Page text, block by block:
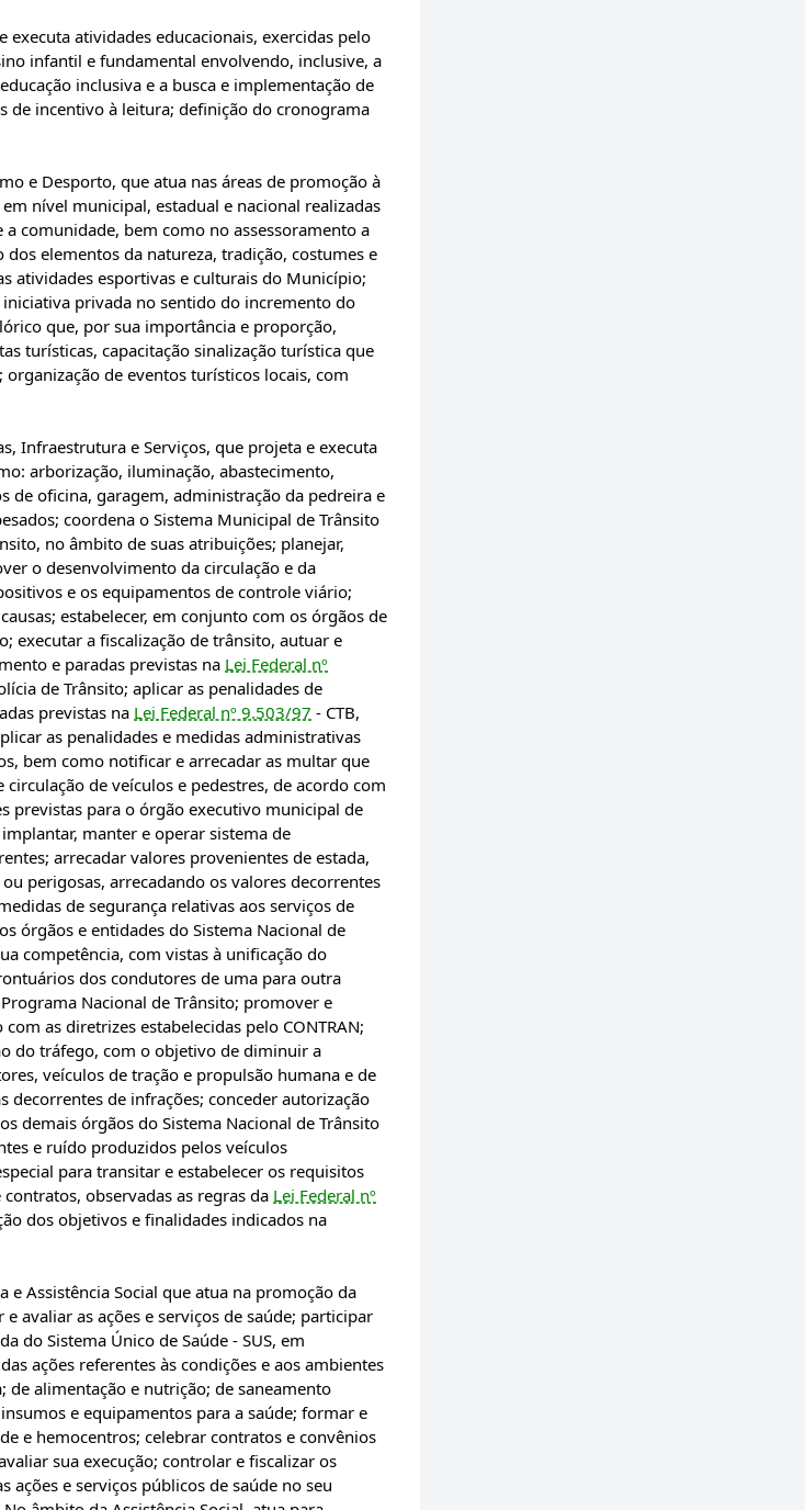
executa atividades educacionais, exercidas pelo
infantil e fundamental envolvendo, inclusive, a
inclusiva e a busca e implementação de
de incentivo à leitura; definição do cronograma
e Desporto, que atua nas áreas de promoção à
nível municipal, estadual e nacional realizadas
comunidade, bem como no assessoramento a
elementos da natureza, tradição, costumes e
atividades esportivas e culturais do Município;
privada no sentido do incremento do
que, por sua importância e proporção,
turísticas, capacitação sinalização turística que
de eventos turísticos locais, com
Infraestrutura e Serviços, que projeta e executa
arborização, iluminação, abastecimento,
de oficina, garagem, administração da pedreira e
coordena o Sistema Municipal de Trânsito
no âmbito de suas atribuições; planejar,
o desenvolvimento da circulação e da
e os equipamentos de controle viário;
estabelecer, em conjunto com os órgãos de
executar a fiscalização de trânsito, autuar e
e paradas previstas na Lei Federal nº
de Trânsito; aplicar as penalidades de
previstas na Lei Federal nº 9.503/97 - CTB,
as penalidades e medidas administrativas
bem como notificar e arrecadar as multar que
de veículos e pedestres, de acordo com
previstas para o órgão executivo municipal de
implantar, manter e operar sistema de
arrecadar valores provenientes de estada,
perigosas, arrecadando os valores decorrentes
de segurança relativas aos serviços de
órgãos e entidades do Sistema Nacional de
competência, com vistas à unificação do
dos condutores de uma para outra
Nacional de Trânsito; promover e
as diretrizes estabelecidas pelo CONTRAN;
do tráfego, com o objetivo de diminuir a
veículos de tração e propulsão humana e de
de infrações; conceder autorização
demais órgãos do Sistema Nacional de Trânsito
e ruído produzidos pelos veículos
para transitar e estabelecer os requisitos
observadas as regras da Lei Federal nº
dos objetivos e finalidades indicados na
e Assistência Social que atua na promoção da
avaliar as ações e serviços de saúde; participar
do Sistema Único de Saúde - SUS, em
ações referentes às condições e aos ambientes
alimentação e nutrição; de saneamento
e equipamentos para a saúde; formar e
e hemocentros; celebrar contratos e convênios
sua execução; controlar e fiscalizar os
e serviços públicos de saúde no seu